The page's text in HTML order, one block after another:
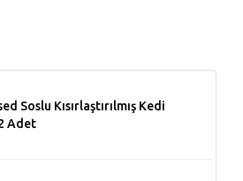
Soslu Kısırlaştırılmış Kedi
Adet